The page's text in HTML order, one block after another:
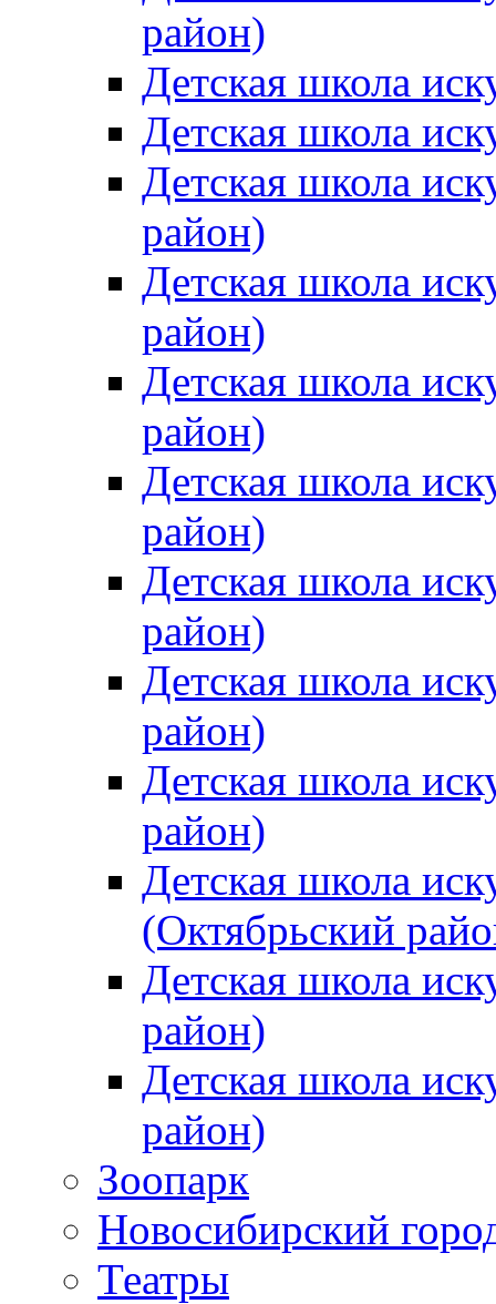
район)
Детская школа
Детская школа
Детская школа
район)
Детская школа
район)
Детская школа
район)
Детская школа
район)
Детская школа
район)
Детская школа
район)
Детская школа
район)
Детская школа
(Октябрьский
Детская школа
район)
Детская школа
район)
Зоопарк
Новосибирский
Театры